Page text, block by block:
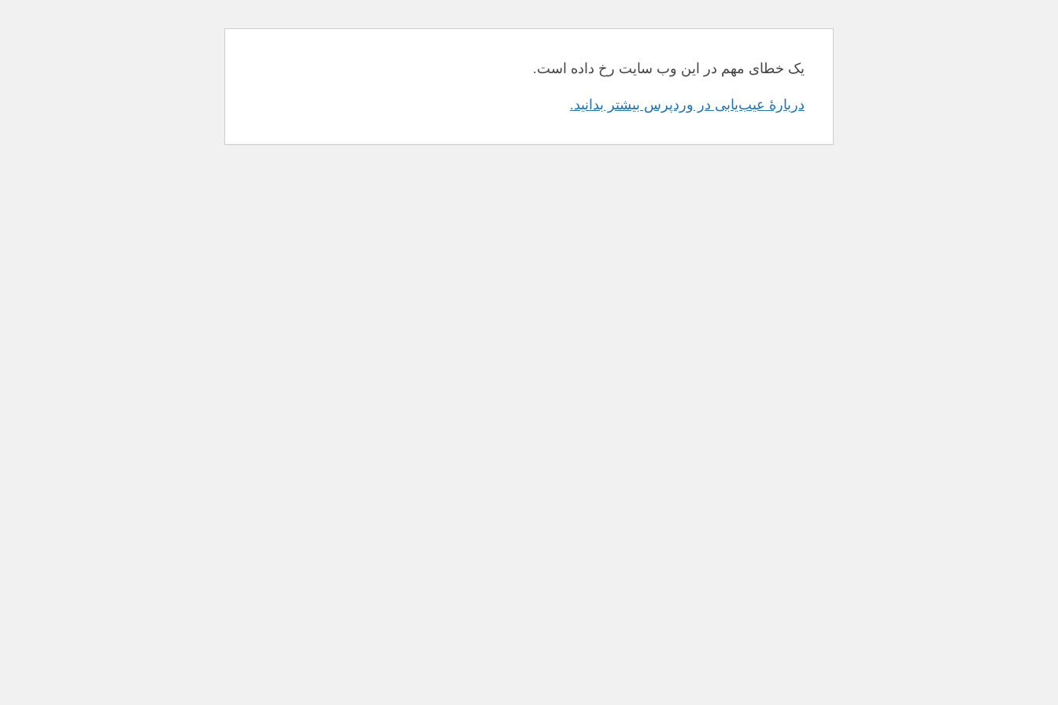
یک خطای مهم در این وب سایت رخ داده است.
دربارهٔ عیب‌یابی در وردپرس بیشتر بدانید.